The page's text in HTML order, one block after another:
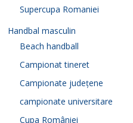
Supercupa Romaniei
Handbal masculin
Beach handball
Campionat tineret
Campionate județene
campionate universitare
Cupa României